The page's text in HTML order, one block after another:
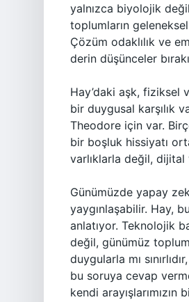
yalnızca biyolojik
toplumların
Çözüm odaklılık ve
derin düşünceler
Hay’daki aşk, fiziksel
bir duygusal karşılık
Theodore için var.
bir boşluk hissiyatı
varlıklarla değil,
Günümüzde yapay
yaygınlaşabilir. Hay,
anlatıyor. Teknolojik
değil, günümüz
duygularla mı
bu soruya cevap
kendi arayışlarımızın